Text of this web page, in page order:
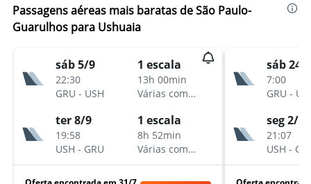
Passagens aéreas mais baratas de São Paulo-
Guarulhos para Ushuaia
sáb 5/9
22:30
GRU - USH
1 escala
13h 00min
Várias companhias aéreas
ter 8/9
19:58
USH - GRU
1 escala
8h 52min
Várias companhias aéreas
sáb 24/
7:00
GRU -
seg 2/11
21:07
USH -